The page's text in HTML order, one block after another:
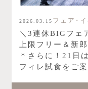
2026.03.15 フェア･イ
＼3連休BIGフェ
上限フリー＆新
＊さらに！21日
フィレ試食をご